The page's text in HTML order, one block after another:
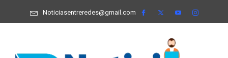
Noticiasentreredes@gmail.com